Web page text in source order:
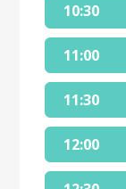
10:30
11:00
11:30
12:00